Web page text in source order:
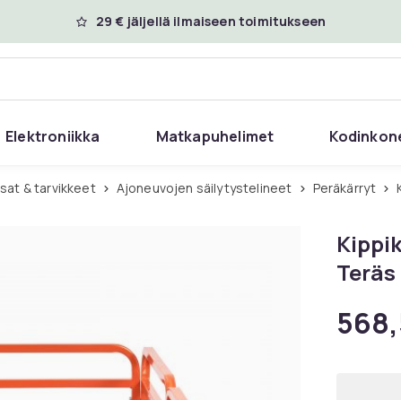
29 € jäljellä ilmaiseen toimitukseen
Elektroniikka Matkapuhelimet
& tarvikkeet Ajoneuvojen säilytystelineet Peräkärryt
Teräs